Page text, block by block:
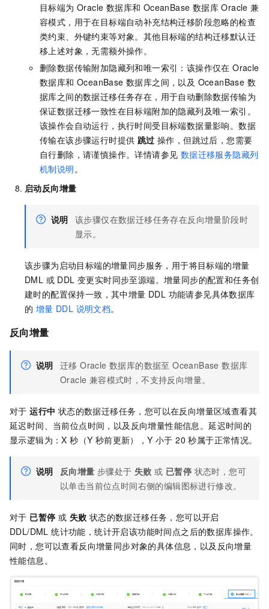
目标端为 Oracle 数据库和 OceanBase 数据库 Oracle 兼
容模式，用于在目标端自动补充结构迁移阶段忽略的检查
类约束、外键约束等对象。其他目标端的结构迁移默认迁
移上述对象，无需额外操作。
删除数据传输附加隐藏列和唯一索引：该操作仅在 Oracle
数据库和 OceanBase 数据库之间，以及 OceanBase 数
据库之间的数据迁移任务存在，用于自动删除数据传输为
保证数据迁移一致性在目标端附加的隐藏列及唯一索引。
该操作会自动运行，执行时间受目标端数据量影响。数据
传输在该步骤运行时提供 跳过 操作，但跳过后，您需要
自行删除，请谨慎操作。详情请参见 数据迁移服务隐藏列
机制说明 。
启动反向增量
说明 该步骤仅在数据迁移任务存在反向增量阶段时
显示。
该步骤为启动目标端的增量同步服务，用于将目标端的增量
DML 或 DDL 变更实时同步至源端。增量同步的配置和任务创
建时的配置保持一致，其中增量 DDL 功能请参见具体数据库
的 增量 DDL 说明文档。
反向增量
说明 迁移 Oracle 数据库的数据至 OceanBase 数据库
Oracle 兼容模式时，不支持反向增量。
对于 运行中 状态的数据迁移任务，您可以在反向增量区域查看其
延迟时间、当前位点时间，以及反向增量性能信息。延迟时间的
显示逻辑为：X 秒（Y 秒前更新），Y 小于 20 秒属于正常情况。
说明 反向增量 步骤处于 失败 或 已暂停 状态时，您可
以单击当前位点时间右侧的编辑图标进行修改。
对于 已暂停 或 失败 状态的数据迁移任务，您可以开启
DDL/DML 统计功能，统计开启该功能时间点之后的数据库操作。
同时，您可以查看反向增量同步对象的具体信息，以及反向增量
性能信息。